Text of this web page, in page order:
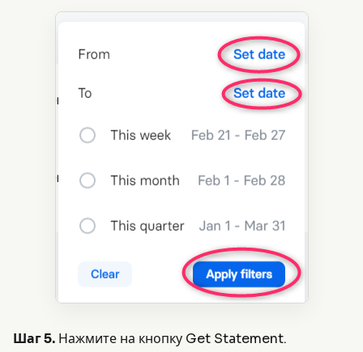
Шаг 5. Нажмите на кнопку Get Statement.